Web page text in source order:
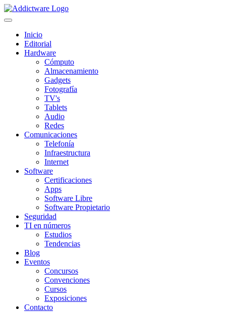
Inicio
Editorial
Hardware
Cómputo
Almacenamiento
Gadgets
Fotografía
TV's
Tablets
Audio
Redes
Comunicaciones
Telefonía
Infraestructura
Internet
Software
Certificaciones
Apps
Software Libre
Software Propietario
Seguridad
TI en números
Estudios
Tendencias
Blog
Eventos
Concursos
Convenciones
Cursos
Exposiciones
Contacto